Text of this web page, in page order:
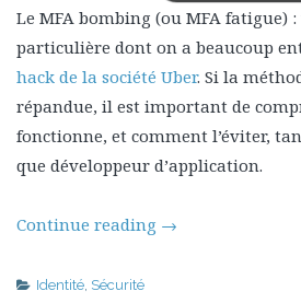
Le MFA bombing (ou MFA fatigue)
particulière dont on a beaucoup
hack de la société Uber. Si la
répandue, il est important de
fonctionne, et comment l’éviter,
que développeur d’application.
Continue reading →
Identité, Sécurité